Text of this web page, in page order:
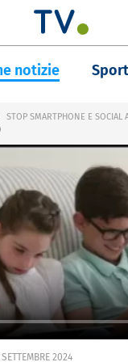
notizie Sport
STOP SMARTPHONE E SOCIAL
2024